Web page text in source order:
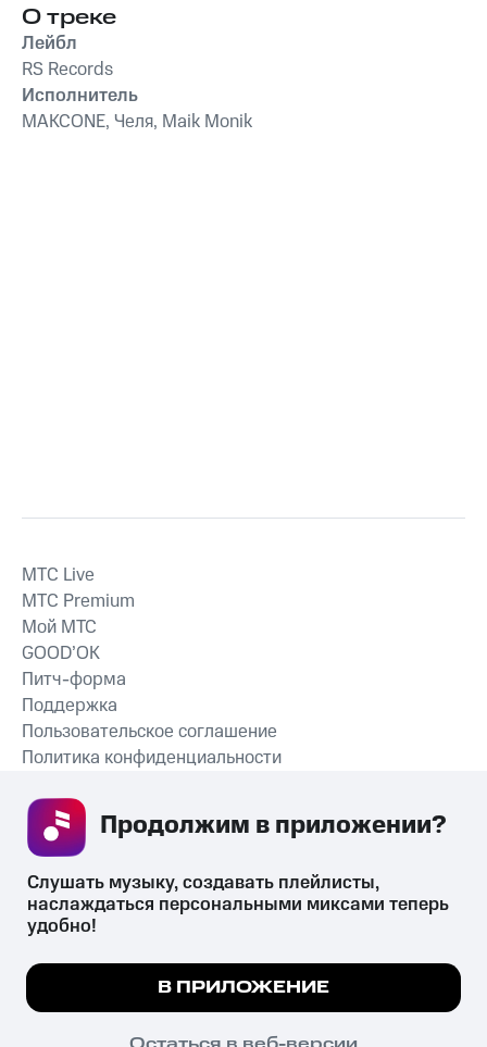
О треке
Лейбл
RS Records
Исполнитель
MAKCONE, Челя, Maik Monik
СКАЧАТЬ ПРИЛОЖЕНИЕ
MTС Live
MTС Premium
Мой МТС
GOOD’OK
Питч-форма
Поддержка
Пользовательское соглашение
Политика конфиденциальности
психотропных веществ, их аналогов причиняет вред здоровью,
их незаконный оборот запрещён и влечёт установленную
законодательством ответственность.
© 2026 ООО «КИОН».
Мы используем куки, чтобы на сайте все
Подробнее
ПОНЯТНО
Слушать музыку, создавать плейлисты,
наслаждаться персональными миксами теперь
удобно!
В ПРИЛОЖЕНИЕ